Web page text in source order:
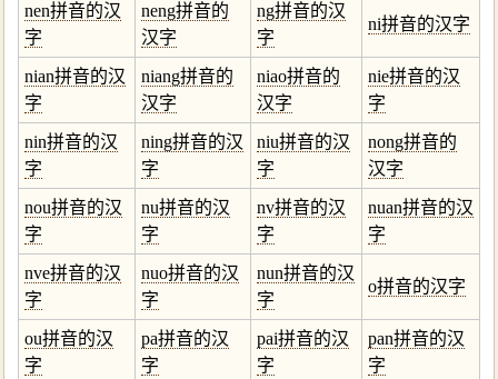
nen拼音的汉
字
neng拼音的
汉字
ng拼音的汉
字
ni拼音的汉字
nian拼音的汉
字
niang拼音的
汉字
niao拼音的
汉字
nie拼音的汉
字
nin拼音的汉
字
ning拼音的汉
字
niu拼音的汉
字
nong拼音的
汉字
nou拼音的汉
字
nu拼音的汉
字
nv拼音的汉
字
nuan拼音的汉
字
nve拼音的汉
字
nuo拼音的汉
字
nun拼音的汉
字
o拼音的汉字
ou拼音的汉
字
pa拼音的汉
字
pai拼音的汉
字
pan拼音的汉
字